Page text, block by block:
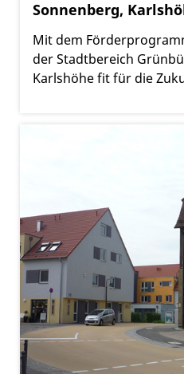
Sonnenberg,
Mit dem
der Stadtbereich
Karlshöhe fit für die